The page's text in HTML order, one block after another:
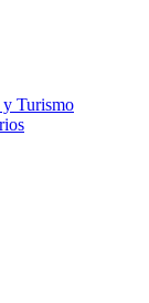
y Turismo